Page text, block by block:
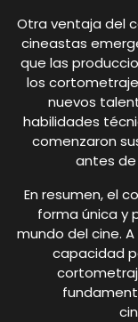
Otra ventaja del
cineastas
que las
los
nuevos
habilidades
comenzaron
antes
En resumen, el
forma única y
mundo del cine.
capacidad